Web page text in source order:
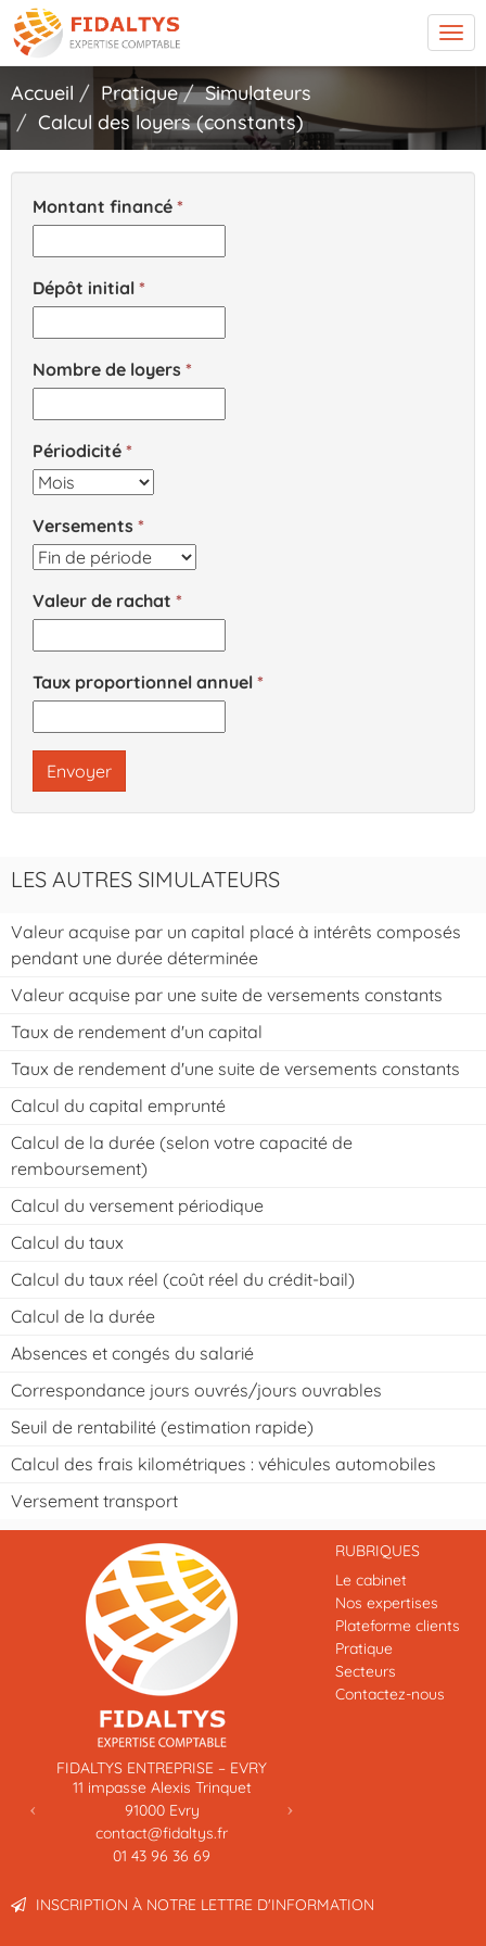
Accueil Pratique
Simulateurs
Calcul des loyers (constants)
Montant financé
Dépôt initial
Nombre de loyers
Périodicité
Versements
Valeur de rachat
Taux proportionnel annuel
Envoyer
LES AUTRES SIMULATEURS
Valeur acquise par un capital placé à intérêts composés
pendant une durée déterminée
Valeur acquise par une suite de versements constants
Taux de rendement d'un capital
Taux de rendement d'une suite de versements constants
Calcul du capital emprunté
Calcul de la durée (selon votre capacité de
remboursement)
Calcul du versement périodique
Calcul du taux
Calcul du taux réel (coût réel du crédit-bail)
Calcul de la durée
Absences et congés du salarié
Correspondance jours ouvrés/jours ouvrables
Seuil de rentabilité (estimation rapide)
Calcul des frais kilométriques : véhicules automobiles
Versement transport
FIDALTYS ENTREPRISE – EVRY
11 impasse Alexis Trinquet
91000 Evry
contact@fidaltys.fr
01 43 96 36 69
Previous
RUBRIQUES
Le cabinet
Nos expertises
Plateforme clients
Pratique
Secteurs
Contactez-nous
INSCRIPTION À NOTRE LETTRE D'INFORMATION